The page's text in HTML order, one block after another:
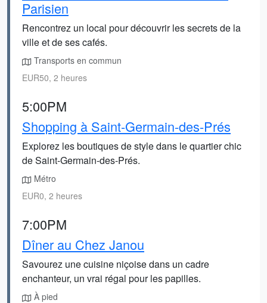
Parisien
Rencontrez un local pour découvrir les secrets de la
ville et de ses cafés.
Transports en commun
EUR50, 2 heures
5:00PM
Shopping à Saint-Germain-des-Prés
Explorez les boutiques de style dans le quartier chic
de Saint-Germain-des-Prés.
Métro
EUR0, 2 heures
7:00PM
Dîner au Chez Janou
Savourez une cuisine niçoise dans un cadre
enchanteur, un vrai régal pour les papilles.
À pied